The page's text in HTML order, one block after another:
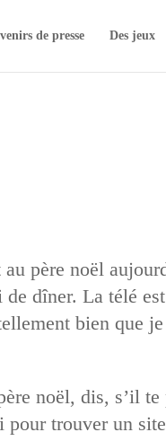
de presse Des jeux
père noël
dîner. La télé
bien que
noël, dis, s’il
pour trouver un